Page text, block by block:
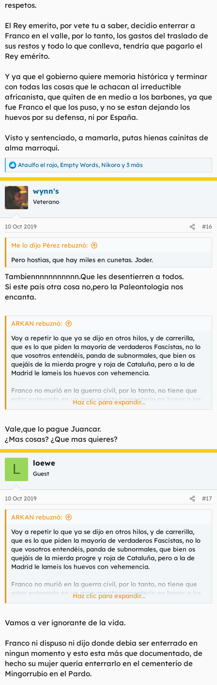
respetos.
El Rey emerito, por vete tu a saber, decidio enterrar a
Franco en el valle, por lo tanto, los gastos del traslado de
sus restos y todo lo que conlleva, tendría que pagarlo el
Rey emérito.
Y ya que el gobierno quiere memoria histórica y terminar
con todas las cosas que le achacan al irreductible
africanista, que quiten de en medio a los barbones, ya que
fue Franco el que los puso, y no se estan dejando los
huevos por su defensa, ni por España.
Visto y sentenciado, a mamarla, putas hienas cainitas de
alma marroquí.
R
e
a
c
c
e
s
Ataulfo el rojo, Empty Words, Nikoro y 3 más
wynn's
Veterano
10 Oct 2019 #16
Me lo dijo Pérez rebuznó:
Pero hostias, que hay miles en cunetas. Joder.
Tambiennnnnnnnnnn.Que les desentierren a todos.
Si este pais otra cosa no,pero la Paleontologia nos
encanta.
ARKAN rebuznó:
Voy a repetir lo que ya se dijo en otros hilos, y de carrerilla,
que es lo que piden la mayoría de verdaderos Fascistas, no lo
que vosotros entendéis, panda de subnormales, que bien os
quejáis de la mierda progre y roja de Cataluña, pero a la de
Madrid le lameis los huevos con vehemencia.
Franco no murió en la guerra civil, por lo tanto, no tiene que
estar enterrado en un monumento/cementerio en honor a los
caídos en esa guerra fratricida. Todos los caídos, de todos los
mierda.
Franco hizo un mausoleo en el pardo, donde esta su mujer, y
donde tendría que estar enterrado, con todos los respetos.
en el valle, por lo tanto, los gastos del traslado de sus restos y
todo lo que conlleva, tendría que pagarlo el Rey emérito.
Y ya que el gobierno quiere memoria histórica y terminar con
todas las cosas que le achacan al irreductible africanista, que
quiten de en medio a los barbones, ya que fue Franco el que
los puso, y no se estan dejando los huevos por su defensa, ni
por España.
Visto y sentenciado, a mamarla, putas hienas cainitas de alma
marroquí.
Haz clic para expandir...
Vale,que lo pague Juancar.
¿Mas cosas? ¿Que mas quieres?
L loewe
Guest
10 Oct 2019 #17
ARKAN rebuznó:
Voy a repetir lo que ya se dijo en otros hilos, y de carrerilla,
que es lo que piden la mayoría de verdaderos Fascistas, no lo
que vosotros entendéis, panda de subnormales, que bien os
quejáis de la mierda progre y roja de Cataluña, pero a la de
Madrid le lameis los huevos con vehemencia.
Franco no murió en la guerra civil, por lo tanto, no tiene que
estar enterrado en un monumento/cementerio en honor a los
caídos en esa guerra fratricida. Todos los caídos, de todos los
donde tendría que estar enterrado, con todos los respetos.
El Rey emerito, por vete tu a saber, decidio enterrar a Franco
en el valle, por lo tanto, los gastos del traslado de sus restos y
todo lo que conlleva, tendría que pagarlo el Rey emérito.
Haz clic para expandir...
Vamos a ver ignorante de la vida.
Franco ni dispuso ni dijo donde debía ser enterrado en
ningun momento y esto esta más que documentado, de
hecho su mujer quería enterrarlo en el cementerio de
Mingorrubio en el Pardo.